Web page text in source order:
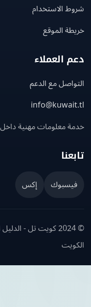
الاستخدام
الموقع
العملاء
مع الدعم
معلومات مهنية داخل
إكس
© 2024 كويت تل - الدليل